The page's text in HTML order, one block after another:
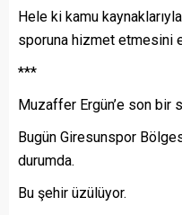
Hele ki kamu
sporuna hizmet etmesini
***
Muzaffer Ergün’e son bir
Bugün Giresunspor
durumda.
Bu şehir üzülüyor.